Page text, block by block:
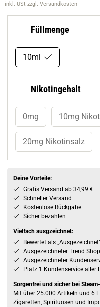
inkl. USt zzgl. Versandkosten
Füllmenge
10ml
Nikotingehalt
0mg 10mg
20mg Nikotinsalz
Deine Vorteile:
Gratis Versand ab 34,99 €
Schneller Versand
Kostenlose Rückgabe
Sicher bezahlen
Vielfach ausgzeichnet:
Bewertet als
Ausgezeichneter Trend
Ausgezeichneter
Platz 1 Kundenservice aller
Sorgenfrei und sicher bei
Mit über 25.000 Artikeln und 6
Zigaretten, Spirituosen und